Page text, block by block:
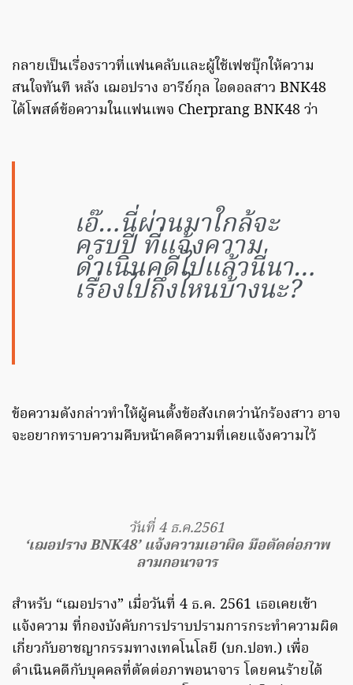
กลายเป็นเรื่องราวที่แฟนคลับและผู้ใช้เฟซบุ๊กให้ความ
สนใจทันที หลัง เฌอปราง อารีย์กุล ไอดอลสาว BNK48
ได้โพสต์ข้อความในแฟนเพจ Cherprang BNK48 ว่า
เอ๊…นี่ผ่านมาใกล้จะ
ครบปี ที่แจ้งความ
ดำเนินคดีไปแล้วนี่นา…
เรื่องไปถึงไหนบ้างนะ?
ข้อความดังกล่าวทำให้ผู้คนตั้งข้อสังเกตว่านักร้องสาว อาจ
จะอยากทราบความคืบหน้าคดีความที่เคยแจ้งความไว้
วันที่ 4 ธ.ค.2561
‘เฌอปราง BNK48’ แจ้งความเอาผิด มือตัดต่อภาพ
ลามกอนาจาร
สำหรับ “เฌอปราง” เมื่อวันที่ 4 ธ.ค. 2561 เธอเคยเข้า
แจ้งความ ที่กองบังคับการปราบปรามการกระทำความผิด
เกี่ยวกับอาชญากรรมทางเทคโนโลยี (บก.ปอท.) เพื่อ
ดำเนินคดีกับบุคคลที่ตัดต่อภาพอนาจาร โดยคนร้ายได้